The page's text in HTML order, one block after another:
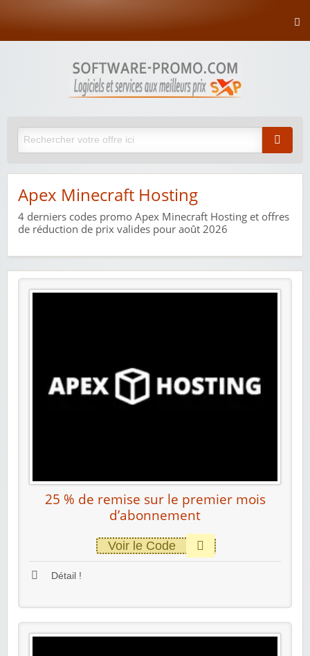
Apex Minecraft Hosting
4 derniers codes promo Apex Minecraft Hosting et offres
de réduction de prix valides pour août 2026
25 % de remise sur le premier mois
d’abonnement
Voir le Code
Détail !